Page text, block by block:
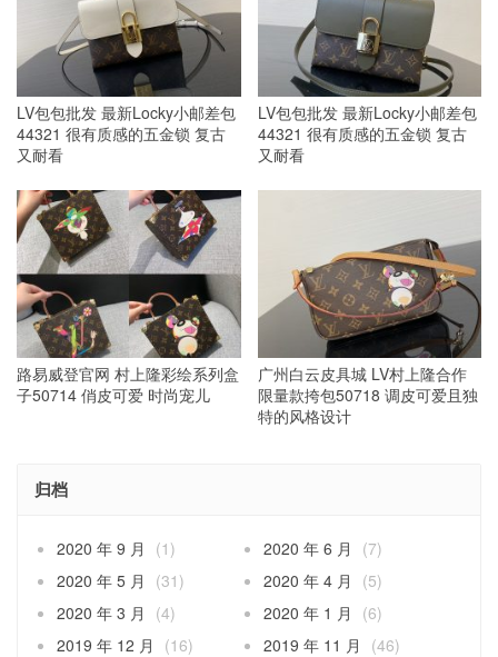
LV包包批发 最新Locky小邮差包
44321 很有质感的五金锁 复古
又耐看
LV包包批发 最新Locky小邮差包
44321 很有质感的五金锁 复古
又耐看
路易威登官网 村上隆彩绘系列盒
子50714 俏皮可爱 时尚宠儿
广州白云皮具城 LV村上隆合作
限量款挎包50718 调皮可爱且独
特的风格设计
归档
2020 年 9 月 (1) 2020 年 6 月
(7)
2020 年 5 月
(31) 2020 年 4 月
(5)
2020 年 3 月
(4) 2020 年 1 月
(6)
2019 年 12 月
(16) 2019 年 11 月
(46)